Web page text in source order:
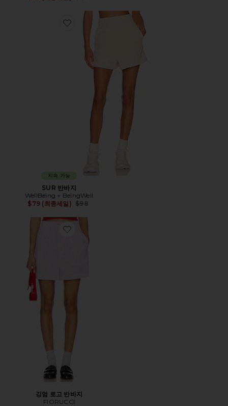
Favorite SUR 반바지
지속 가능
SUR 반바지
WellBeing + BeingWell
$79 (최종세일) Previous price:
$98
Favorite 깅엄 로고 반바지
깅엄 로고 반바지
FIORUCCI